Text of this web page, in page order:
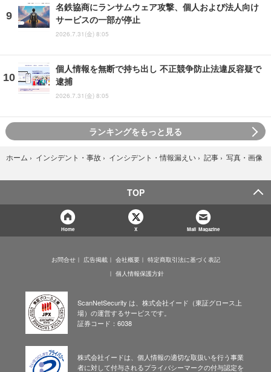
名鉄協商にランサムウェア攻撃、個人および法人向け
サービスの一部が停止
2026.7.31(金) 8:05
個人情報を無断で持ち出し 不正競争防止法違反容疑で
逮捕
2026.7.31(金) 8:05
ランキングをもっと見る
ホーム › インシデント・事故 › インシデント・情報漏えい › 記事 › 写真・画像
TOP
Home X Mail Magazine
お問合せ 広告掲載 会社概要
特定商取引法に基づく表記
個人情報保護方針
ScanNetSecurity は、株式会社イード（東証グロース上
場）の運営するサービスです。
証券コード：6038
株式会社イードは、個人情報の適切な取扱いを行う事業
者に対して付与されるプライバシーマークの付与認定を